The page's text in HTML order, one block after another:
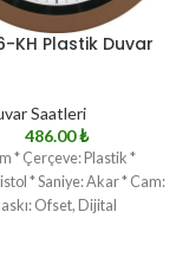
KH Plastik Duvar
Saatleri
486.00₺
* Çerçeve: Plastik *
* Saniye: Akar * Cam:
Ofset, Dijital